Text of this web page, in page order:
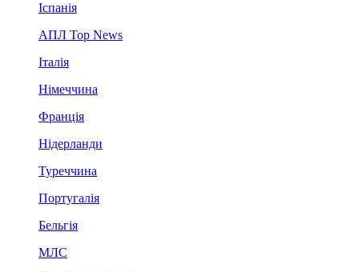
Іспанія
АПЛ Top News
Італія
Німеччина
Франція
Нідерланди
Туреччина
Португалія
Бельгія
МЛС